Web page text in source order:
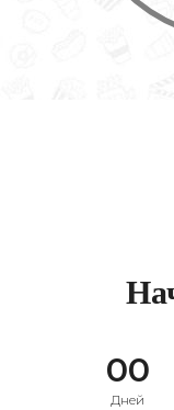
00
Дней